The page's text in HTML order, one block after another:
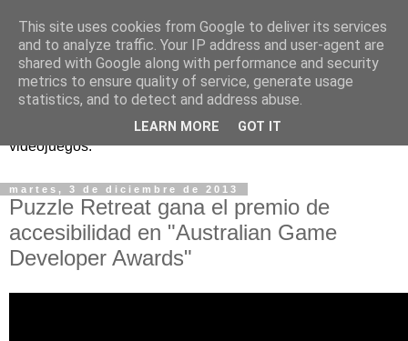
Análisis, noticias y eventos sobre accesibilidad en
videojuegos.
martes, 3 de diciembre de 2013
Puzzle Retreat gana el premio de
accesibilidad en "Australian Game
Developer Awards"
This site uses cookies from Google to deliver its services
and to analyze traffic. Your IP address and user-agent are
shared with Google along with performance and security
metrics to ensure quality of service, generate usage
statistics, and to detect and address abuse.
LEARN MORE GOT IT